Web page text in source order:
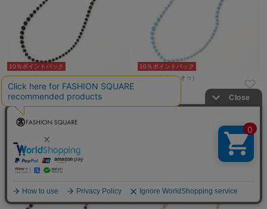
10％ポイントバック
000(トリプル・オゥ）
¥6,050
10％ポイントバック
000(トリプル・オゥ）